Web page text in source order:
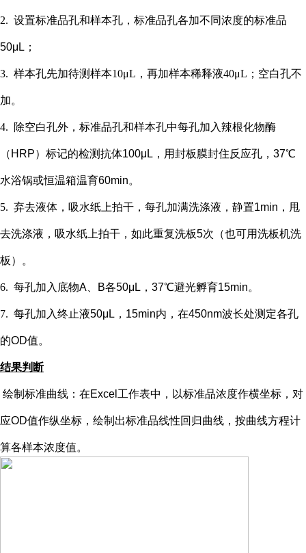
2. 设置标准品孔和样本孔 ，标准品孔各加不同浓度的标准品
50μL；
3. 样本孔先加待测样本10μL，再加样本稀释液40μL； 空白孔不
加。
4. 除空白孔外， 标准品孔和样本孔中每孔加入辣根化物酶
（ HRP）标记的检测抗体100μL，用封板膜封住反应孔，37℃
水浴锅或恒温箱温育60min。
5. 弃去液体，吸水纸上拍干，每孔加满洗涤液，静置1min，甩
去洗涤液，吸水纸上拍干，如此重复洗板5次（也可用洗板机洗
板）。
6. 每孔加入底物A、B各50μL，37℃避光孵育15min。
7. 每孔加入终止液50μL，15min内，在450nm波长处测定各孔
的OD值。
结果判断
绘制标准曲线：在Excel工作表中，以标准品浓度作横坐标，对
应OD值作纵坐标，绘制出标准品线性回归曲线，按曲线方程计
算各样本浓度值。